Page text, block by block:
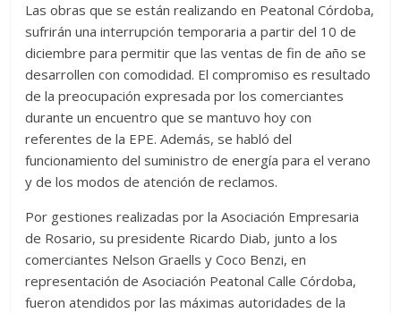
Las obras que se están realizando en Peatonal Córdoba,
sufrirán una interrupción temporaria a partir del 10 de
diciembre para permitir que las ventas de fin de año se
desarrollen con comodidad. El compromiso es resultado
de la preocupación expresada por los comerciantes
durante un encuentro que se mantuvo hoy con
referentes de la EPE. Además, se habló del
funcionamiento del suministro de energía para el verano
y de los modos de atención de reclamos.
Por gestiones realizadas por la Asociación Empresaria
de Rosario, su presidente Ricardo Diab, junto a los
comerciantes Nelson Graells y Coco Benzi, en
representación de Asociación Peatonal Calle Córdoba,
fueron atendidos por las máximas autoridades de la